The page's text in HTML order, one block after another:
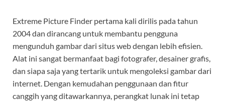
Extreme Picture Finder pertama kali dirilis pada tahun
2004 dan dirancang untuk membantu pengguna
mengunduh gambar dari situs web dengan lebih efisien.
Alat ini sangat bermanfaat bagi fotografer, desainer grafis,
dan siapa saja yang tertarik untuk mengoleksi gambar dari
internet. Dengan kemudahan penggunaan dan fitur
canggih yang ditawarkannya, perangkat lunak ini tetap